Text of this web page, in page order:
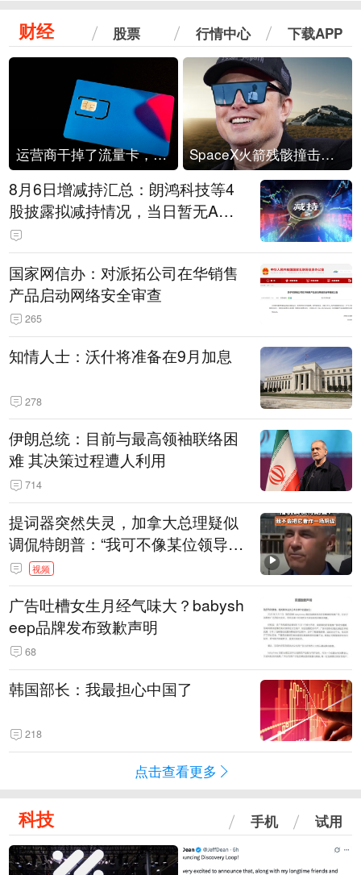
财经 股票 行情中心 下载APP
运营商干掉了流量卡，他们真的玩不起了 SpaceX火箭残骸撞击月球
8月6日增减持汇总：朗鸿科技等4
股披露拟减持情况，当日暂无A股
公司披露拟增持情况（表）
国家网信办：对派拓公司在华销售
产品启动网络安全审查
265
知情人士：沃什将准备在9月加息
278
伊朗总统：目前与最高领袖联络困
难 其决策过程遭人利用
714
提词器突然失灵，加拿大总理疑似
调侃特朗普：“我可不像某位领导
人，把这当成一场阴谋”，全场哄笑
视频
广告吐槽女生月经气味大？babysh
eep品牌发布致歉声明
68
韩国部长：我最担心中国了
218
点击查看更多
科技 手机 试用